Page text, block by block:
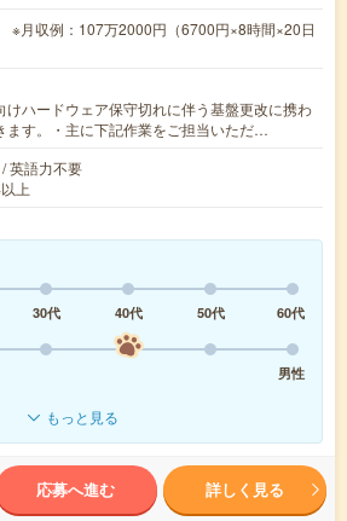
月収例：107万2000円（6700円×8時間×20日
けハードウェア保守切れに伴う基盤更改に携わ
ます。・主に下記作業をご担当いただ…
英語力不要
上
30代 40代 50代
60代
男性
もっと見る
応募へ進む 詳しく見る